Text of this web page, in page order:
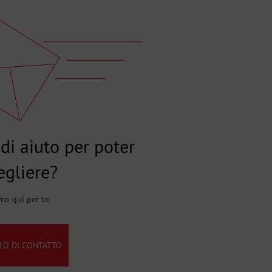
aiuto per poter
qui per te.
DI CONTATTO